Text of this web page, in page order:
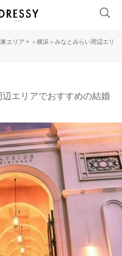
エリア > ＜横浜＞みなとみらい周辺エリ
エリアでおすすめの結婚